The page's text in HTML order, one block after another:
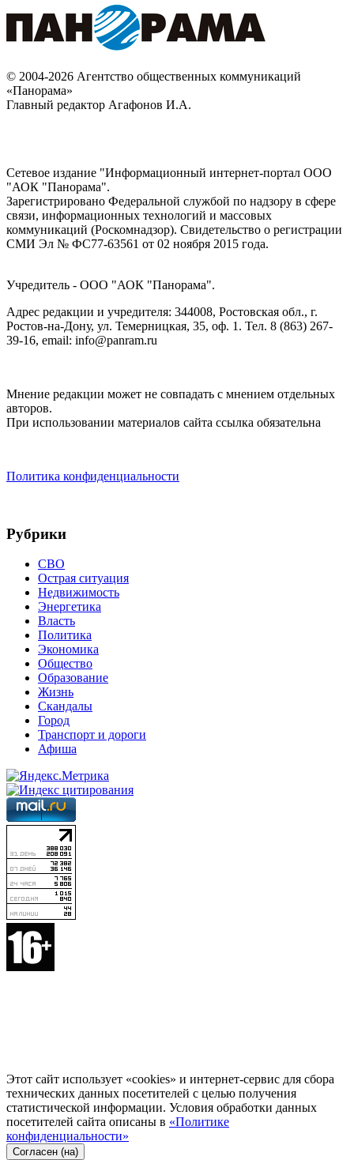
© 2004-2026 Агентство общественных коммуникаций
«Панорама»
Главный редактор Агафонов И.А.
Сетевое издание "Информационный интернет-портал ООО
"АОК "Панорама".
Зарегистрировано Федеральной службой по надзору в сфере
связи, информационных технологий и массовых
коммуникаций (Роскомнадзор). Cвидетельство о регистрации
СМИ Эл № ФС77-63561 от 02 ноября 2015 года.
Учредитель - ООО "АОК "Панорама".
Адрес редакции и учредителя: 344008, Ростовская обл., г.
Ростов-на-Дону, ул. Темерницкая, 35, оф. 1. Тел. 8 (863) 267-
39-16, email: info@panram.ru
Мнение редакции может не совпадать с мнением отдельных
авторов.
При использовании материалов сайта ссылка обязательна
Политика конфиденциальности
Рубрики
СВО
Острая ситуация
Недвижимость
Энергетика
Власть
Политика
Экономика
Общество
Образование
Жизнь
Скандалы
Город
Транспорт и дороги
Афиша
Этот сайт использует «cookies» и интернет-сервис для сбора
технических данных посетителей с целью получения
статистической информации. Условия обработки данных
посетителей сайта описаны в «Политике
конфиденциальности»
Согласен (на)